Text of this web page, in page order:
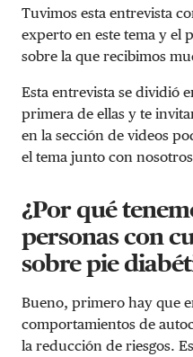
Tuvimos esta entrevista
experto en este tema y el
sobre la que recibimos
Esta entrevista se dividió
primera de ellas y te
en la sección de videos
el tema junto con
¿Por qué
personas con
sobre pie
Bueno, primero hay que
comportamientos de
la reducción de riesgos.